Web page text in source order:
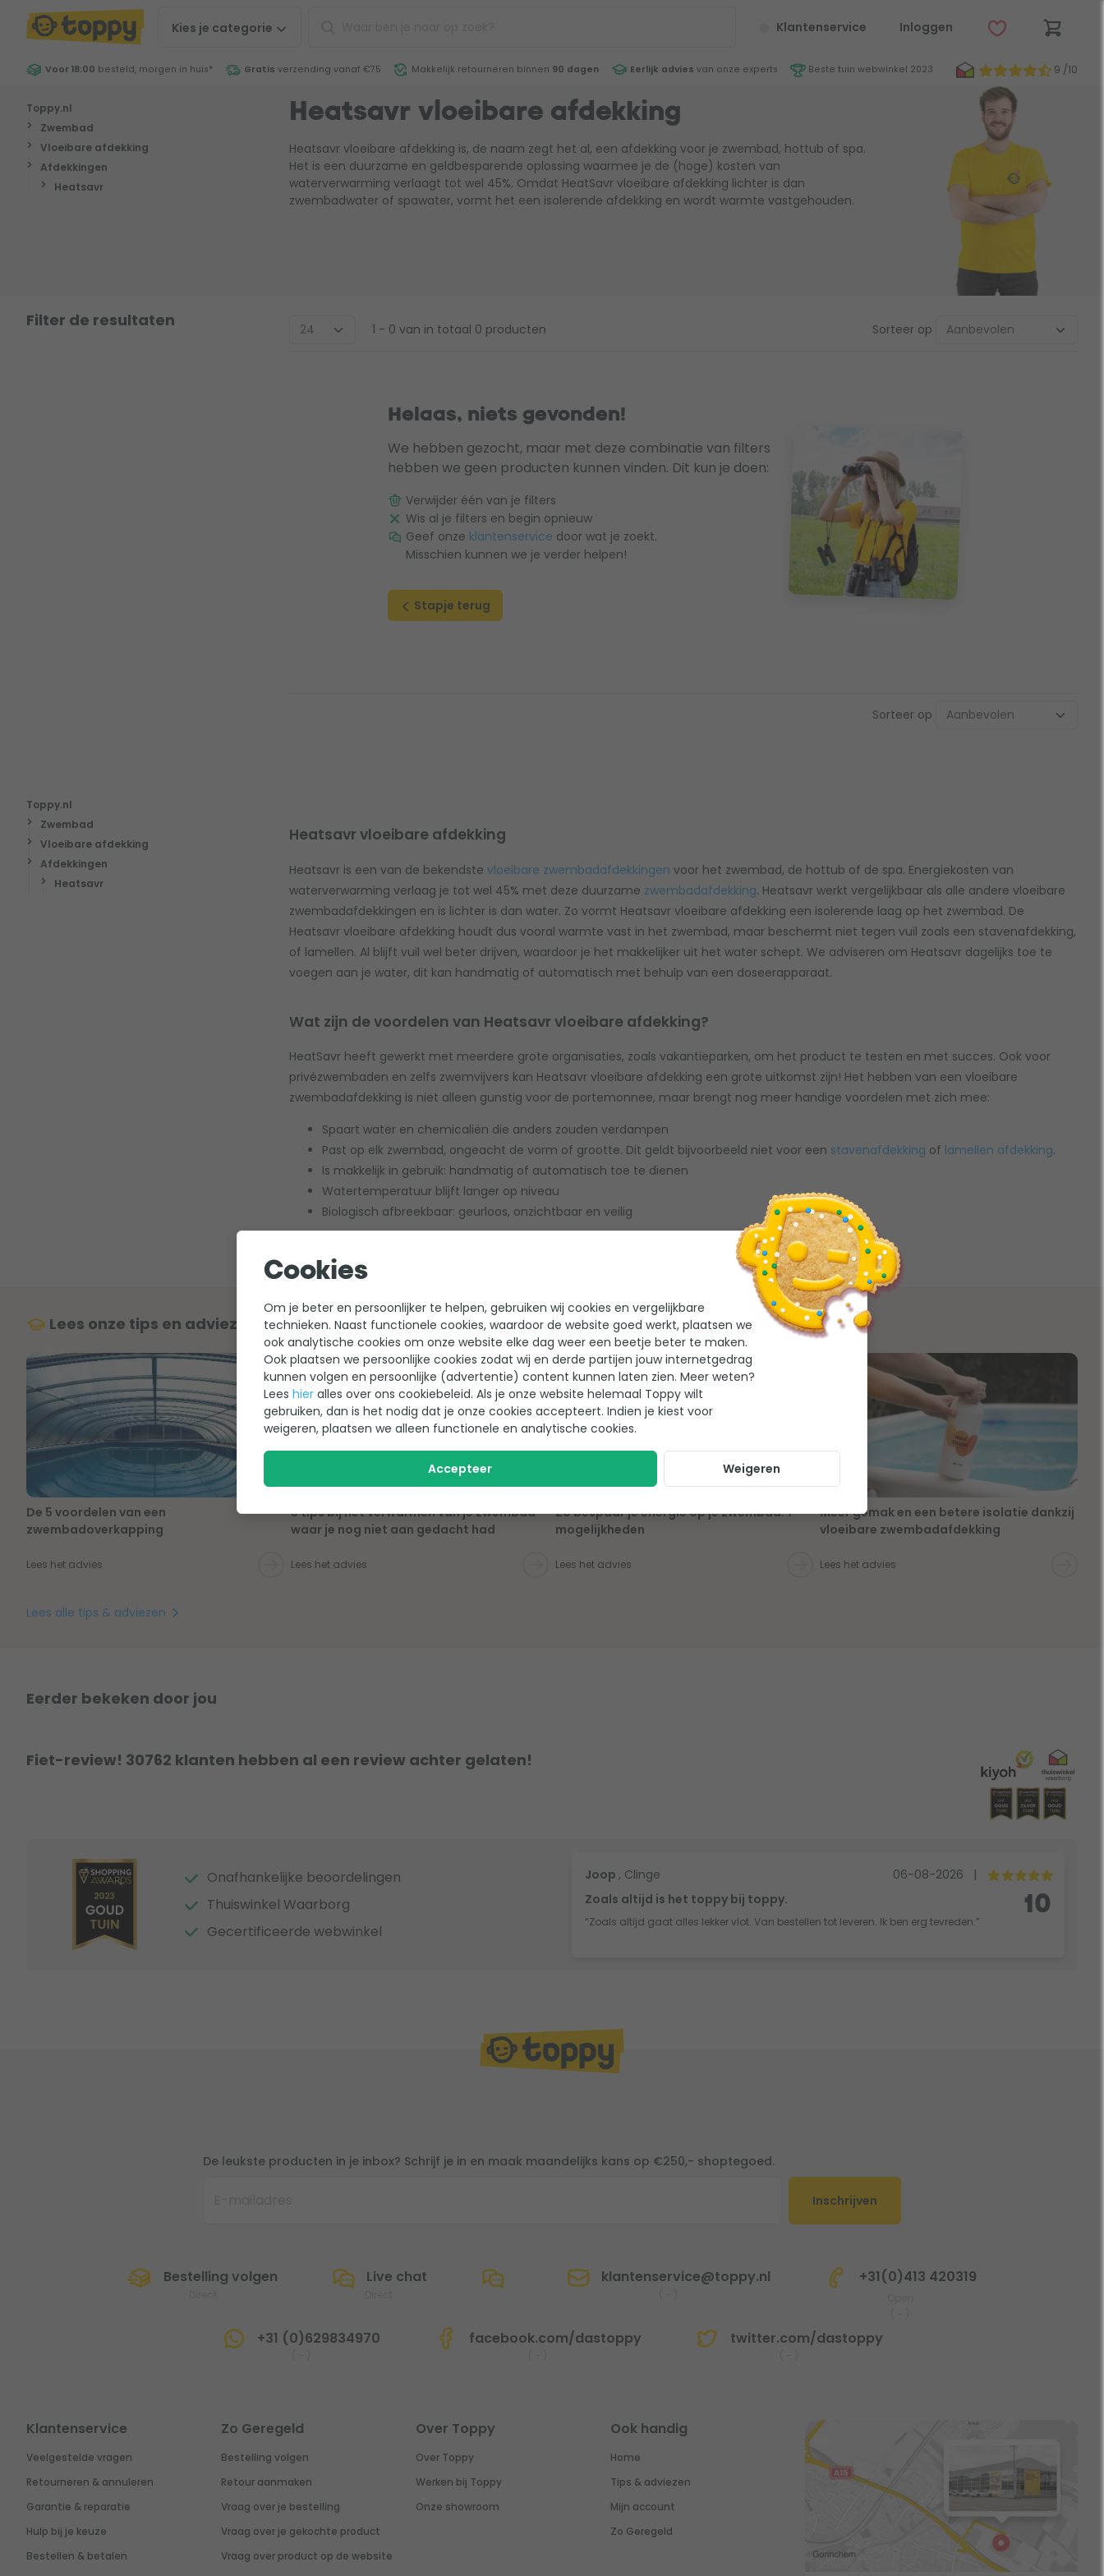
Kies je categorie Klantenservice Inloggen
Voor 18:00 besteld, morgen in huis* Gratis verzending vanaf €75 Makkelijk retourneren binnen 90 dagen Eerlijk advies van onze experts Beste tuin webwinkel 2023 9 /10
Toppy.nl
Zwembad
Vloeibare afdekking
Afdekkingen
Heatsavr
Heatsavr vloeibare afdekking
Heatsavr vloeibare afdekking is, de naam zegt het al, een afdekking voor je zwembad, hottub of spa.
Het is een duurzame en geldbesparende oplossing waarmee je de (hoge) kosten van
waterverwarming verlaagt tot wel 45%. Omdat HeatSavr vloeibare afdekking lichter is dan
zwembadwater of spawater, vormt het een isolerende afdekking en wordt warmte vastgehouden.
Filter de resultaten 1 - 0 van in totaal 0 producten Sorteer op
Helaas, niets gevonden!
We hebben gezocht, maar met deze combinatie van filters
hebben we geen producten kunnen vinden. Dit kun je doen:
Verwijder één van je filters
Wis al je filters en begin opnieuw
Geef onze klantenservice door wat je zoekt.
Misschien kunnen we je verder helpen!
Stapje terug
Sorteer op
Toppy.nl
Zwembad
Vloeibare afdekking
Afdekkingen
Heatsavr
Heatsavr vloeibare afdekking
Heatsavr is een van de bekendste vloeibare zwembadafdekkingen voor het zwembad, de hottub of de spa. Energiekosten van
waterverwarming verlaag je tot wel 45% met deze duurzame zwembadafdekking. Heatsavr werkt vergelijkbaar als alle andere vloeibare
zwembadafdekkingen en is lichter is dan water. Zo vormt Heatsavr vloeibare afdekking een isolerende laag op het zwembad. De
Heatsavr vloeibare afdekking houdt dus vooral warmte vast in het zwembad, maar beschermt niet tegen vuil zoals een stavenafdekking,
of lamellen. Al blijft vuil wel beter drijven, waardoor je het makkelijker uit het water schept. We adviseren om Heatsavr dagelijks toe te
voegen aan je water, dit kan handmatig of automatisch met behulp van een doseerapparaat.
Wat zijn de voordelen van Heatsavr vloeibare afdekking?
HeatSavr heeft gewerkt met meerdere grote organisaties, zoals vakantieparken, om het product te testen en met succes. Ook voor
privézwembaden en zelfs zwemvijvers kan Heatsavr vloeibare afdekking een grote uitkomst zijn! Het hebben van een vloeibare
zwembadafdekking is niet alleen gunstig voor de portemonnee, maar brengt nog meer handige voordelen met zich mee:
Spaart water en chemicaliën die anders zouden verdampen
Past op elk zwembad, ongeacht de vorm of grootte. Dit geldt bijvoorbeeld niet voor een stavenafdekking of lamellen afdekking.
Is makkelijk in gebruik: handmatig of automatisch toe te dienen
Watertemperatuur blijft langer op niveau
Biologisch afbreekbaar: geurloos, onzichtbaar en veilig
Lees onze tips en adviezen over heatsavr
De 5 voordelen van een
zwembadoverkapping
Lees het advies
5 tips bij het verwarmen van je zwembad
waar je nog niet aan gedacht had
Lees het advies
Zo bespaar je energie op je zwembad: 7
mogelijkheden
Lees het advies
Meer gemak en een betere isolatie dankzij
vloeibare zwembadafdekking
Lees het advies
Lees alle tips & adviezen
Eerder bekeken door jou
Fiet-review! 30762 klanten hebben al een review achter gelaten!
Onafhankelijke beoordelingen
Thuiswinkel Waarborg
Gecertificeerde webwinkel
Joop , Clinge 06-08-2026
|
Zoals altijd is het toppy bij toppy.
“Zoals altijd gaat alles lekker vlot. Van bestellen tot leveren. Ik ben erg tevreden.”
10
De leukste producten in je inbox? Schrijf je in en maak maandelijks kans op €250,- shoptegoed.
Inschrijven
Bestelling volgen Live chat klantenservice@toppy.nl +31(0)413 420319
+31 (0)629834970 facebook.com/dastoppy twitter.com/dastoppy
Klantenservice
Veelgestelde vragen
Retourneren & annuleren
Garantie & reparatie
Hulp bij je keuze
Bestellen & betalen
Zo Geregeld
Bestelling volgen
Retour aanmaken
Vraag over je bestelling
Vraag over je gekochte product
Vraag over product op de website
Over Toppy
Over Toppy
Werken bij Toppy
Onze showroom
Ook handig
Home
Tips & adviezen
Mijn account
Zo Geregeld
Cookies
Om je beter en persoonlijker te helpen, gebruiken wij cookies en vergelijkbare
technieken. Naast functionele cookies, waardoor de website goed werkt, plaatsen we
ook analytische cookies om onze website elke dag weer een beetje beter te maken.
Ook plaatsen we persoonlijke cookies zodat wij en derde partijen jouw internetgedrag
kunnen volgen en persoonlijke (advertentie) content kunnen laten zien. Meer weten?
Lees hier alles over ons cookiebeleid. Als je onze website helemaal Toppy wilt
gebruiken, dan is het nodig dat je onze cookies accepteert. Indien je kiest voor
weigeren, plaatsen we alleen functionele en analytische cookies.
Accepteer Weigeren